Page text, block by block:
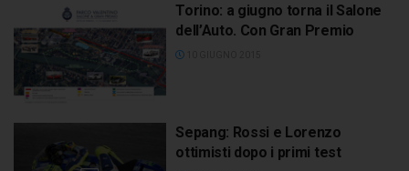
Torino: a giugno torna il Salone
dell’Auto. Con Gran Premio
Sepang: Rossi e Lorenzo
ottimisti dopo i primi test